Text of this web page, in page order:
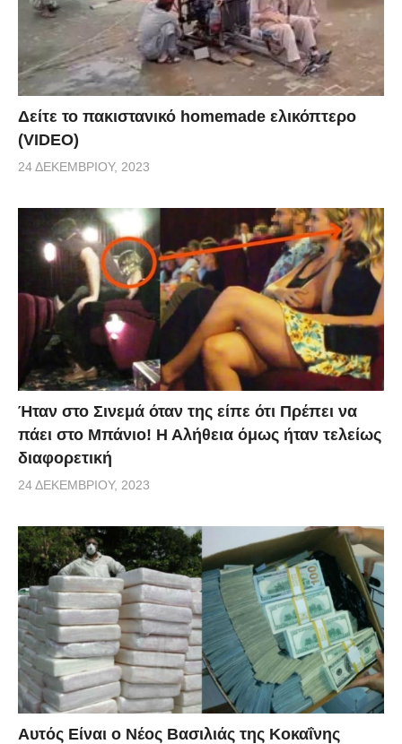
Δείτε το πακιστανικό homemade ελικόπτερο
(VIDEO)
24 ΔΕΚΕΜΒΡΊΟΥ, 2023
Ήταν στο Σινεμά όταν της είπε ότι Πρέπει να
πάει στο Μπάνιο! Η Αλήθεια όμως ήταν τελείως
διαφορετική
24 ΔΕΚΕΜΒΡΊΟΥ, 2023
Αυτός Είναι ο Νέος Βασιλιάς της Κοκαΐνης